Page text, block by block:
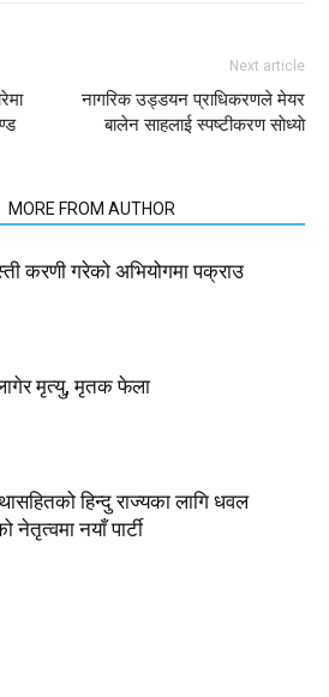
Next article
नागरिक उड्डयन प्राधिकरणले मेयर
बालेन साहलाई स्पष्टीकरण साेध्याे
MORE FROM AUTHOR
करणी गरेको अभियोगमा पक्राउ
मृत्यु, मृतक फेला
हिन्दु राज्यका लागि धवल
नेतृत्वमा नयाँ पार्टी